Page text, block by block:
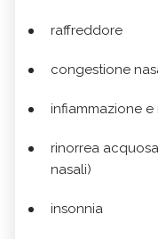
raffreddore
congestione
infiammazione
rinorrea
nasali)
insonnia